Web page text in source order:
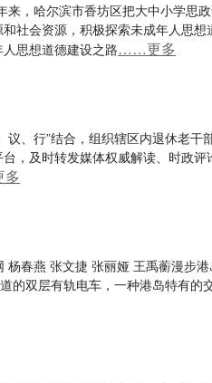
，哈尔滨市香坊区把大中小学思
社会资源，积极探索未成年人思想
思想道德建设之路……更多
、行”结合，组织辖区内退休老干
，及时转发媒体权威解读、时政评
杨春燕 张文捷 张丽娅 王禹蘅漫步
的双层有轨电车，一种港岛特有的